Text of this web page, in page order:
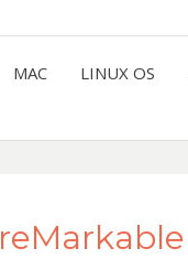
MAC LINUX OS
reMarkable